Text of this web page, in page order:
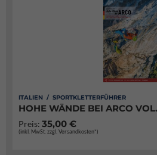
ITALIEN / SPORTKLETTERFÜHRER
HOHE WÄNDE BEI ARCO
Preis: 35,00 €
(inkl. MwSt. zzgl. Versandkosten*)